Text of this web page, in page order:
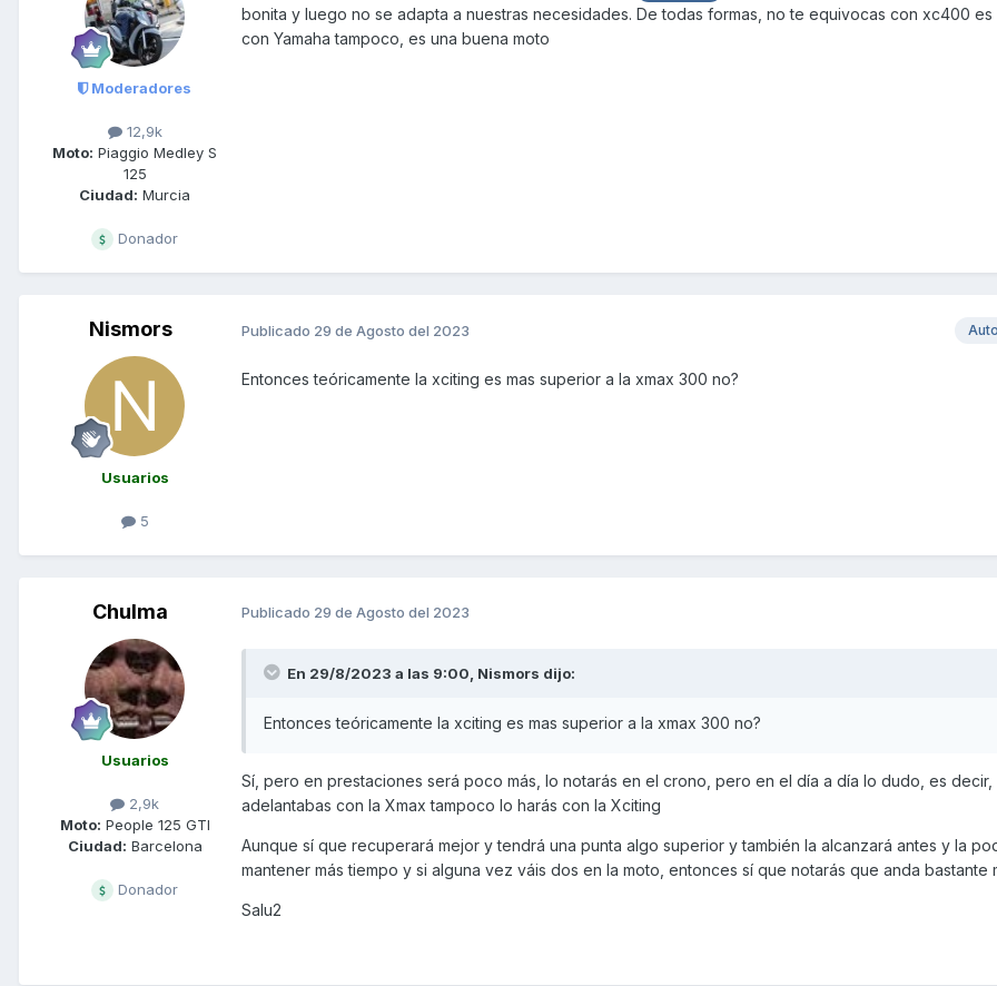
Moderadores
12,9k
Moto: Piaggio Medley S
125
Ciudad: Murcia
Donador
bonita y luego no se adapta a nuestras necesidades. De todas formas, no te equivocas con xc400 es
con Yamaha tampoco, es una buena moto
Nismors
Usuarios
5
Publicado 29 de Agosto del 2023
Entonces teóricamente la xciting es mas superior a la xmax 300 no?
Chulma
Usuarios
2,9k
Moto: People 125 GTI
Ciudad: Barcelona
Donador
Publicado 29 de Agosto del 2023
En 29/8/2023 a las 9:00, Nismors dijo:
Entonces teóricamente la xciting es mas superior a la xmax 300 no?
Sí, pero en prestaciones será poco más, lo notarás en el crono, pero en el día a día lo dudo, es
adelantabas con la Xmax tampoco lo harás con la Xciting
Aunque sí que recuperará mejor y tendrá una punta algo superior y también la alcanzará antes y la
mantener más tiempo y si alguna vez váis dos en la moto, entonces sí que notarás que anda bastante
Salu2